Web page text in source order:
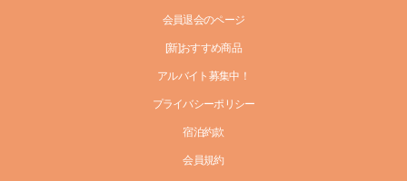
会員退会のページ
[新]おすすめ商品
アルバイト募集中！
プライバシーポリシー
宿泊約款
会員規約